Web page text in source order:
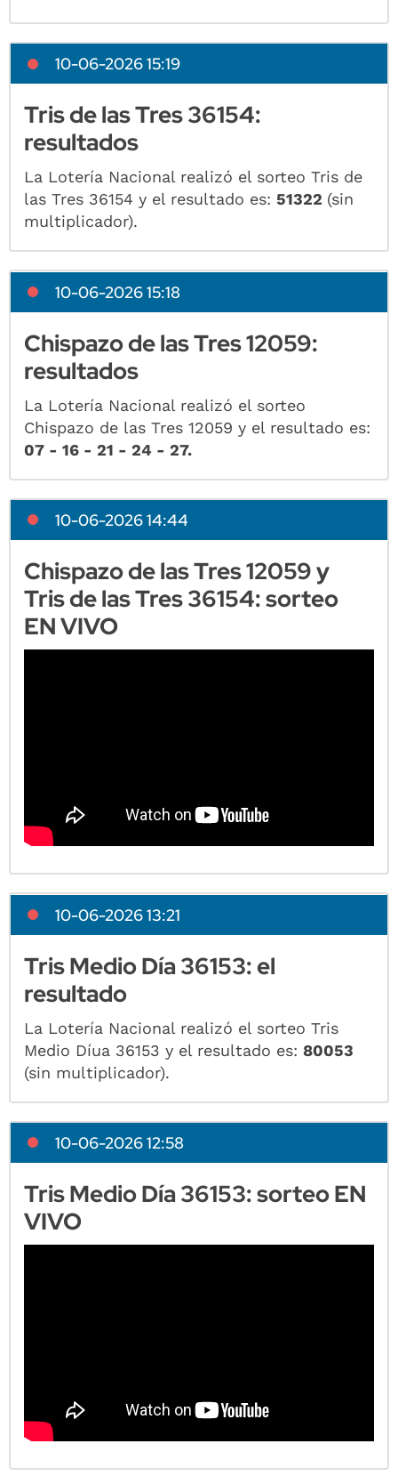
10-06-2026 15:19
Tris de las Tres 36154:
resultados
La Lotería Nacional realizó el sorteo Tris de
las Tres 36154 y el resultado es:51322 (sin
multiplicador).
10-06-2026 15:18
Chispazo de las Tres 12059:
resultados
La Lotería Nacional realizó el sorteo
Chispazo de las Tres 12059 y el resultado es:
07 - 16 - 21 - 24 - 27.
10-06-2026 14:44
Chispazo de las Tres 12059 y
Tris de las Tres 36154: sorteo
EN VIVO
10-06-2026 13:21
Tris Medio Día 36153: el
resultado
La Lotería Nacional realizó el sorteo Tris
Medio Díua 36153 y el resultado es:80053
(sin multiplicador).
10-06-2026 12:58
Tris Medio Día 36153: sorteo EN
VIVO